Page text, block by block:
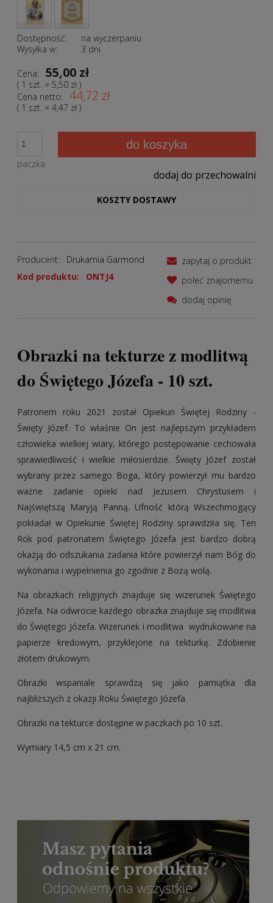
Dostępność:
na wyczerpaniu
Wysyłka w:
3 dni
Cena: 55,00 zł
( 1 szt. = 5,50 zł )
Cena netto:
44,72 zł
( 1 szt. = 4,47 zł )
paczka
do koszyka
dodaj do przechowalni
KOSZTY DOSTAWY
Producent:
Drukarnia Garmond
Kod produktu:
ONTJ4
zapytaj o produkt
poleć znajomemu
dodaj opinię
Obrazki na tekturze z modlitwą
do Świętego Józefa - 10 szt.
Patronem roku 2021 został Opiekun Świętej Rodziny -
Święty Józef. To właśnie On jest najlepszym przykładem
człowieka wielkiej wiary, którego postępowanie cechowała
sprawiedliwość i wielkie miłosierdzie. Święty Józef został
wybrany przez samego Boga, który powierzył mu bardzo
ważne zadanie opieki nad Jezusem Chrystusem i
Najświętszą Maryją Panną. Ufność którą Wszechmogący
pokładał w Opiekunie Świętej Rodziny sprawdziła się. Ten
Rok pod patronatem Świętego Józefa jest bardzo dobrą
okazją do odszukania zadania które powierzył nam Bóg do
wykonania i wypełnienia go zgodnie z Bożą wolą.
Na obrazkach religijnych znajduje się wizerunek Świętego
Józefa. Na odwrocie każdego obrazka znajduje się modlitwa
do Świętego Józefa. Wizerunek i modlitwa wydrukowane na
papierze kredowym, przyklejone na tekturkę. Zdobienie
złotem drukowym.
Obrazki wspaniale sprawdzą się jako pamiątka dla
najbliższych z okazji Roku Świętego Józefa.
Obrazki na tekturce dostępne w paczkach po 10 szt.
Wymiary 14,5 cm x 21 cm.